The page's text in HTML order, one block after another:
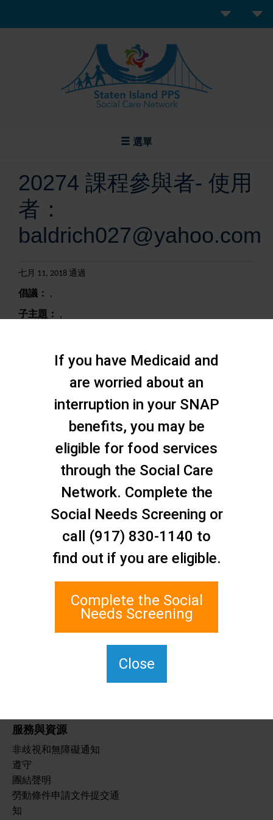
選單
20274 課程參與者- 使用
者：
baldrich027@yahoo.com
七月 11, 2018 通過
倡議： ,
子主題： ,
聯絡我們
史泰登島, 紐約 10305
對於 TTY，請撥打 711。
服務與資源
非歧視和無障礙通知
遵守
團結聲明
勞動條件申請文件提交通
知
If you have Medicaid and
are worried about an
interruption in your SNAP
benefits, you may be
eligible for food services
through the Social Care
Network. Complete the
Social Needs Screening or
call (917) 830-1140 to
find out if you are eligible.
Complete the Social
Needs Screening
Close